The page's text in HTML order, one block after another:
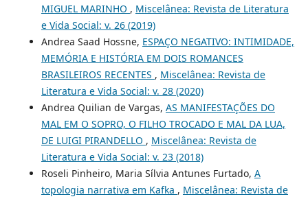
MIGUEL MARINHO , Miscelânea: Revista de Literatura
e Vida Social: v. 26 (2019)
Andrea Saad Hossne, ESPAÇO NEGATIVO: INTIMIDADE,
MEMÓRIA E HISTÓRIA EM DOIS ROMANCES
BRASILEIROS RECENTES , Miscelânea: Revista de
Literatura e Vida Social: v. 28 (2020)
Andrea Quilian de Vargas, AS MANIFESTAÇÕES DO
MAL EM O SOPRO, O FILHO TROCADO E MAL DA LUA,
DE LUIGI PIRANDELLO , Miscelânea: Revista de
Literatura e Vida Social: v. 23 (2018)
Roseli Pinheiro, Maria Sílvia Antunes Furtado, A
topologia narrativa em Kafka , Miscelânea: Revista de